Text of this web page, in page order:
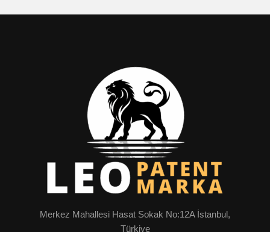
Merkez Mahallesi Hasat Sokak No:12A İstanbul,
Türkiye